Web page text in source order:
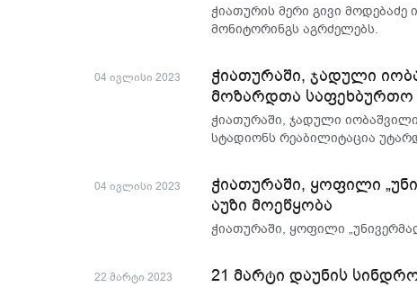
ჭიათურის მერი გივი
მონიტორინგს აგრძელებს.
04 ივლისი 2023
ჭიათურაში, ჯადული
მოზარდთა საფეხბურთო
ჭიათურაში, ჯადული
სტადიონს რეაბილიტაცია
04 ივლისი 2023
ჭიათურაში, ყოფილი
აუზი მოეწყობა
ჭიათურაში, ყოფილი
22 მარტი 2023 21 მარტი დაუნის